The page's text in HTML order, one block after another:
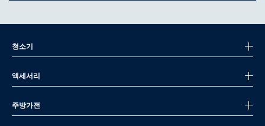
청소기
액세서리
주방가전